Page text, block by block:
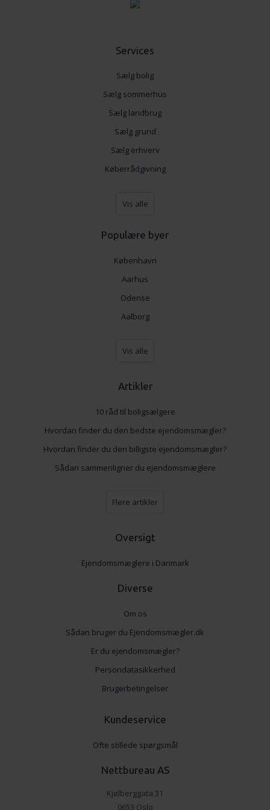
Services
Sælg bolig
Sælg sommerhus
Sælg landbrug
Sælg grund
Sælg erhverv
Køberrådgivning
Vis alle
Populære byer
København
Aarhus
Odense
Aalborg
Vis alle
Artikler
10 råd til boligsælgere
Hvordan finder du den bedste ejendomsmægler?
Hvordan finder du den billigste ejendomsmægler?
Sådan sammenligner du ejendomsmæglere
Flere artikler
Oversigt
Ejendomsmæglere i Danmark
Diverse
Om os
Sådan bruger du Ejendomsmægler.dk
Er du ejendomsmægler?
Persondatasikkerhed
Brugerbetingelser
Kundeservice
Ofte stillede spørgsmål
Nettbureau AS
Kjølberggata 31
0653 Oslo